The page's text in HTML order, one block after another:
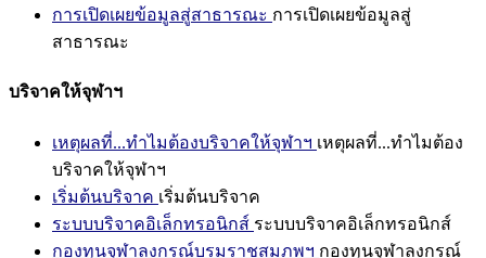
การเปิดเผยข้อมูลสู่สาธารณะ การเปิดเผยข้อมูลสู่
สาธารณะ
บริจาคให้จุฬาฯ
เหตุผลที่...ทำไมต้องบริจาคให้จุฬาฯ เหตุผลที่...ทำไมต้อง
บริจาคให้จุฬาฯ
เริ่มต้นบริจาค เริ่มต้นบริจาค
ระบบบริจาคอิเล็กทรอนิกส์ ระบบบริจาคอิเล็กทรอนิกส์
กองทุนจุฬาลงกรณ์บรมราชสมภพฯ กองทุนจุฬาลงกรณ์